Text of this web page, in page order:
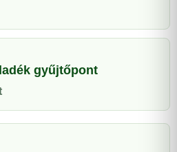
gyűjtőpont